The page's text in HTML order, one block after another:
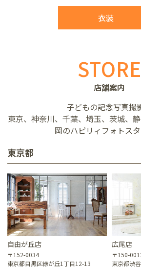
衣装
STORE
店舗案内
子どもの記念写真撮
東京、神奈川、千葉、埼玉、茨城、
岡のハピリィフォトス
東京都
自由が丘店
〒152-0034
東京都目黒区緑が丘1丁目12-13
広尾店
〒150-
東京都渋